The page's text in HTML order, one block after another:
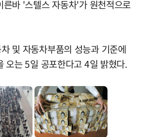
른바 '스텔스 자동차'가 원천적으로
및 자동차부품의 성능과 기준에
오는 5일 공포한다고 4일 밝혔다.